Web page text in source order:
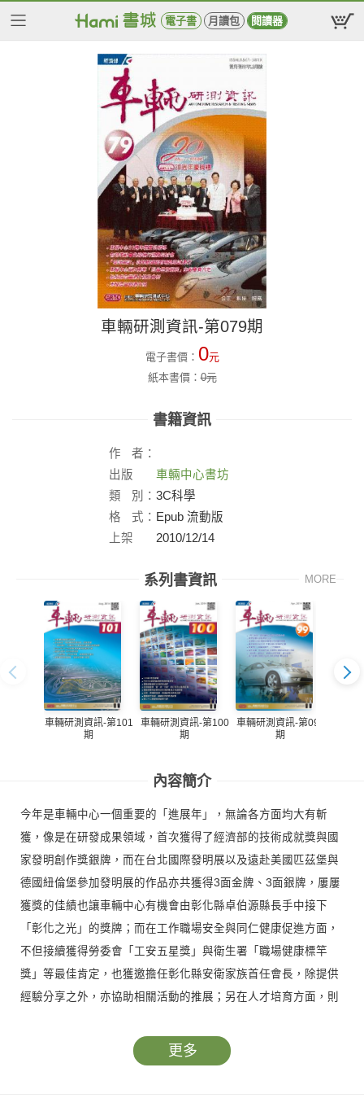
電子書 月讀包 閱讀器
車輛研測資訊-第079期
電子書價： 0元
紙本書價：0元
書籍資訊
作
者：
出版
社：
車輛中心書坊
類
別： 3C科學
格
式： Epub 流動版
上架
2010/12/14
系列書資訊 MORE
車輛研測資訊-第101
期
車輛研測資訊-第100
期
車輛研測資訊-第099
期
內容簡介
今年是車輛中心一個重要的「進展年」，無論各方面均大有斬
獲，像是在研發成果領域，首次獲得了經濟部的技術成就獎與國
家發明創作獎銀牌，而在台北國際發明展以及遠赴美國匹茲堡與
德國紐倫堡參加發明展的作品亦共獲得3面金牌、3面銀牌，屢屢
獲獎的佳績也讓車輛中心有機會由彰化縣卓伯源縣長手中接下
「彰化之光」的獎牌；而在工作職場安全與同仁健康促進方面，
不但接續獲得勞委會「工安五星獎」與衛生署「職場健康標竿
獎」等最佳肯定，也獲邀擔任彰化縣安衛家族首任會長，除提供
經驗分享之外，亦協助相關活動的推展；另在人才培育方面，則
雙料表揚，這些從國內到國外、從中央到地方的肯定，代表著車
輛中心在屆滿20歲的這一年，交出了一張全方位的漂亮成績單。
更多